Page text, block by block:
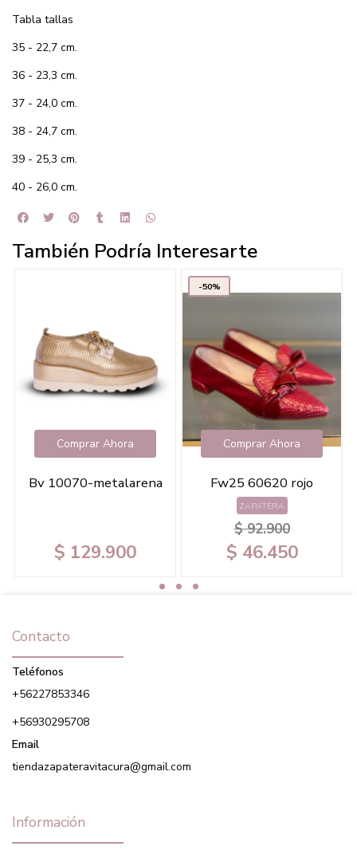
Tabla tallas
35 - 22,7 cm.
36 - 23,3 cm.
37 - 24,0 cm.
38 - 24,7 cm.
39 - 25,3 cm.
40 - 26,0 cm.
También Podría Interesarte
Comprar Ahora
Bv 10070-metalarena
$ 129.900
-50%
Comprar Ahora
Fw25 60620 rojo
ZAPATERA
$ 92.900
$ 46.450
Contacto
Teléfonos
+56227853346
+56930295708
Email
tiendazapateravitacura@gmail.com
Información